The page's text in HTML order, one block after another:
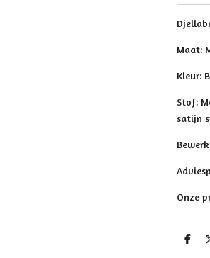
Maat:
Kleur:
Stof:
satijn
Onze
D